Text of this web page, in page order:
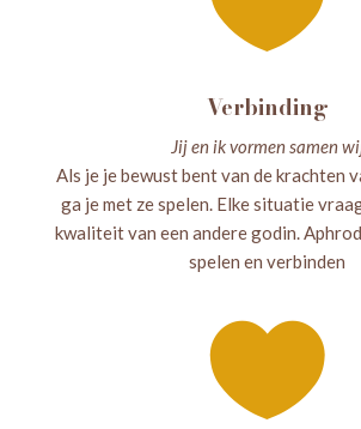
Verbinding
Jij en ik vormen samen
Als je je bewust bent van de krachten
ga je met ze spelen. Elke situatie
kwaliteit van een andere godin.
spelen en verbinden
